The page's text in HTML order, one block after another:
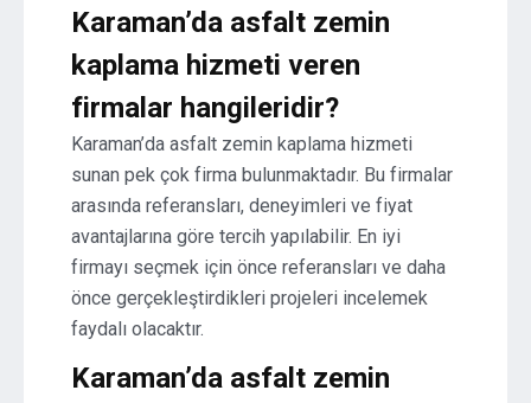
Karaman’da asfalt zemin
kaplama hizmeti veren
firmalar hangileridir?
Karaman’da asfalt zemin kaplama hizmeti
sunan pek çok firma bulunmaktadır. Bu firmalar
arasında referansları, deneyimleri ve fiyat
avantajlarına göre tercih yapılabilir. En iyi
firmayı seçmek için önce referansları ve daha
önce gerçekleştirdikleri projeleri incelemek
faydalı olacaktır.
Karaman’da asfalt zemin